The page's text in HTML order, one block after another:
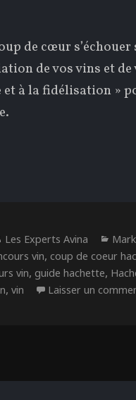
de cœur
de vos vins et
et à la fidélisation »
Auteur
Les Experts Avina
vin,coup de coeur
vin, guide hachette,
,vin Laisser un